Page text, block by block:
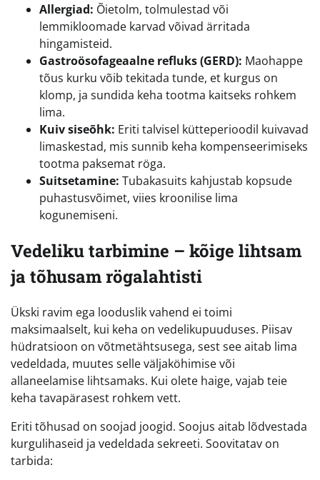
Allergiad: Õietolm, tolmulestad või
lemmikloomade karvad võivad ärritada
hingamisteid.
Gastroösofageaalne refluks (GERD): Maohappe
tõus kurku võib tekitada tunde, et kurgus on
klomp, ja sundida keha tootma kaitseks rohkem
lima.
Kuiv siseõhk: Eriti talvisel kütteperioodil kuivavad
limaskestad, mis sunnib keha kompenseerimiseks
tootma paksemat röga.
Suitsetamine: Tubakasuits kahjustab kopsude
puhastusvõimet, viies kroonilise lima
kogunemiseni.
Vedeliku tarbimine – kõige lihtsam
ja tõhusam rögalahtisti
Ükski ravim ega looduslik vahend ei toimi
maksimaalselt, kui keha on vedelikupuuduses. Piisav
hüdratsioon on võtmetähtsusega, sest see aitab lima
vedeldada, muutes selle väljaköhimise või
allaneelamise lihtsamaks. Kui olete haige, vajab teie
keha tavapärasest rohkem vett.
Eriti tõhusad on soojad joogid. Soojus aitab lõdvestada
kurgulihaseid ja vedeldada sekreeti. Soovitatav on
tarbida: